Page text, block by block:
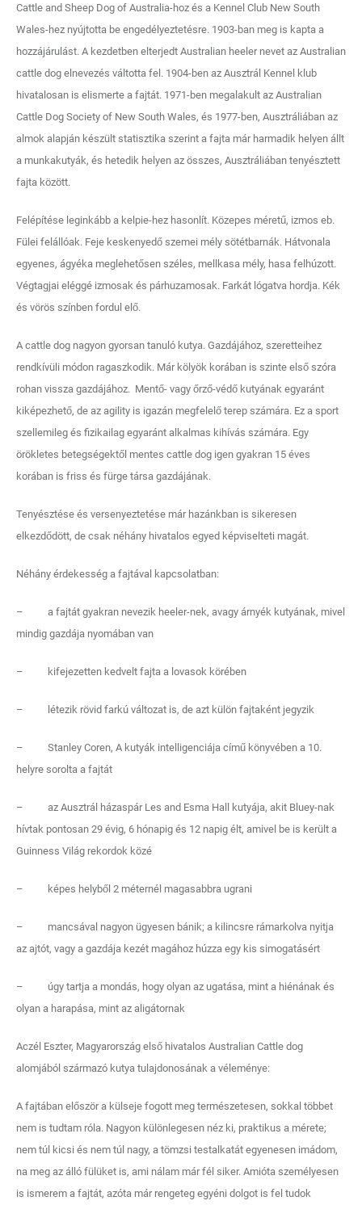
Cattle and Sheep Dog of Australia-hoz és a Kennel Club New South
Wales-hez nyújtotta be engedélyeztetésre. 1903-ban meg is kapta a
hozzájárulást. A kezdetben elterjedt Australian heeler nevet az Australian
cattle dog elnevezés váltotta fel. 1904-ben az Ausztrál Kennel klub
hivatalosan is elismerte a fajtát. 1971-ben megalakult az Australian
Cattle Dog Society of New South Wales, és 1977-ben, Ausztráliában az
almok alapján készült statisztika szerint a fajta már harmadik helyen állt
a munkakutyák, és hetedik helyen az összes, Ausztráliában tenyésztett
fajta között.
Felépítése leginkább a kelpie-hez hasonlít. Közepes méretű, izmos eb.
Fülei felállóak. Feje keskenyedő szemei mély sötétbarnák. Hátvonala
egyenes, ágyéka meglehetősen széles, mellkasa mély, hasa felhúzott.
Végtagjai eléggé izmosak és párhuzamosak. Farkát lógatva hordja. Kék
és vörös színben fordul elő.
A cattle dog nagyon gyorsan tanuló kutya. Gazdájához, szeretteihez
rendkívüli módon ragaszkodik. Már kölyök korában is szinte első szóra
rohan vissza gazdájához. Mentő- vagy őrző-védő kutyának egyaránt
kiképezhető, de az agility is igazán megfelelő terep számára. Ez a sport
szellemileg és fizikailag egyaránt alkalmas kihívás számára. Egy
örökletes betegségektől mentes cattle dog igen gyakran 15 éves
korában is friss és fürge társa gazdájának.
Tenyésztése és versenyeztetése már hazánkban is sikeresen
elkezdődött, de csak néhány hivatalos egyed képviselteti magát.
Néhány érdekesség a fajtával kapcsolatban:
– a fajtát gyakran nevezik heeler-nek, avagy árnyék kutyának, mivel
mindig gazdája nyomában van
– kifejezetten kedvelt fajta a lovasok körében
– létezik rövid farkú változat is, de azt külön fajtaként jegyzik
– Stanley Coren, A kutyák intelligenciája című könyvében a 10.
helyre sorolta a fajtát
– az Ausztrál házaspár Les and Esma Hall kutyája, akit Bluey-nak
hívtak pontosan 29 évig, 6 hónapig és 12 napig élt, amivel be is került a
Guinness Világ rekordok közé
– képes helyből 2 méternél magasabbra ugrani
– mancsával nagyon ügyesen bánik; a kilincsre rámarkolva nyitja
az ajtót, vagy a gazdája kezét magához húzza egy kis simogatásért
– úgy tartja a mondás, hogy olyan az ugatása, mint a hiénának és
olyan a harapása, mint az aligátornak
Aczél Eszter, Magyarország első hivatalos Australian Cattle dog
alomjából származó kutya tulajdonosának a véleménye:
A fajtában először a külseje fogott meg természetesen, sokkal többet
nem is tudtam róla. Nagyon különlegesen néz ki, praktikus a mérete;
nem túl kicsi és nem túl nagy, a tömzsi testalkatát egyenesen imádom,
na meg az álló fülüket is, ami nálam már fél siker. Amióta személyesen
is ismerem a fajtát, azóta már rengeteg egyéni dolgot is fel tudok